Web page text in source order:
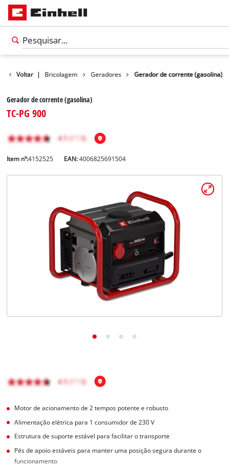
Português
Voltar |
Produtos Bricolagem Geradores Gerador de corrente (gasolina)
Gerador de corrente (gasolina)
TC-PG 900
Item nº:4152525 EAN:4006825691504
Motor de acionamento de 2 tempos potente e robusto
Alimentação elétrica para 1 consumidor de 230 V
Estrutura de suporte estável para facilitar o transporte
Pés de apoio estáveis para manter uma posição segura durante o
funcionamento